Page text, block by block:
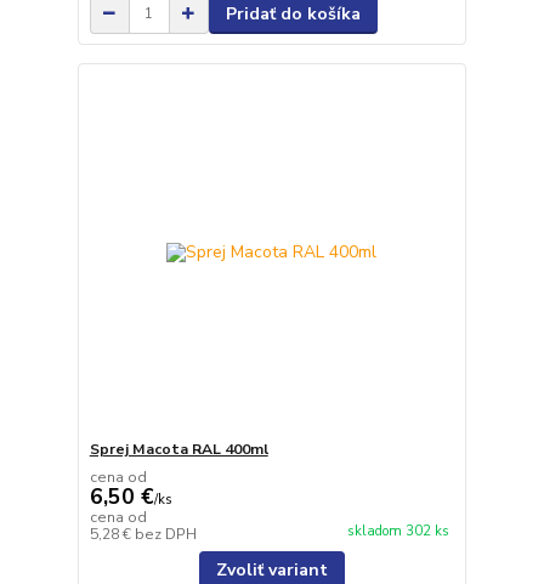
Pridať do košíka
Sprej Macota RAL 400ml
cena od
6,50 €/ks
cena od
5,28 € bez DPH skladom 302 ks
Zvoliť variant